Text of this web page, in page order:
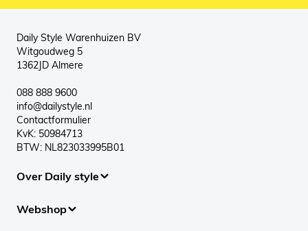
Daily Style Warenhuizen BV
Witgoudweg 5
1362JD Almere
088 888 9600
info@dailystyle.nl
Contactformulier
KvK: 50984713
BTW: NL823033995B01
Over Daily style
Webshop